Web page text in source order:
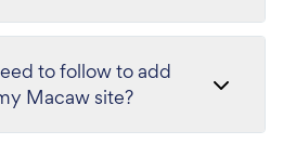
to follow to add
Macaw site?